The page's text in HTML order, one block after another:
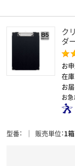
ク
ダ
お
在庫
お届
お急
型番 販売単位 1箱